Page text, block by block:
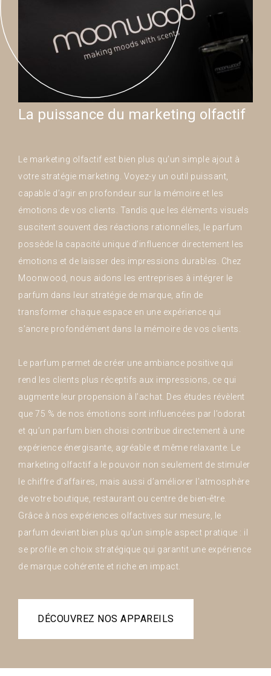
La puissance du marketing olfactif
Le marketing olfactif est bien plus qu’un simple ajout à
votre stratégie marketing. Voyez-y un outil puissant,
capable d’agir en profondeur sur la mémoire et les
émotions de vos clients. Tandis que les éléments visuels
suscitent souvent des réactions rationnelles, le parfum
possède la capacité unique d’influencer directement les
émotions et de laisser des impressions durables. Chez
Moonwood, nous aidons les entreprises à intégrer le
parfum dans leur stratégie de marque, afin de
transformer chaque espace en une expérience qui
s’ancre profondément dans la mémoire de vos clients.
Le parfum permet de créer une ambiance positive qui
rend les clients plus réceptifs aux impressions, ce qui
augmente leur propension à l’achat. Des études révèlent
que 75 % de nos émotions sont influencées par l’odorat
et qu’un parfum bien choisi contribue directement à une
expérience énergisante, agréable et même relaxante. Le
marketing olfactif a le pouvoir non seulement de stimuler
le chiffre d’affaires, mais aussi d’améliorer l’atmosphère
de votre boutique, restaurant ou centre de bien-être.
Grâce à nos expériences olfactives sur mesure, le
parfum devient bien plus qu’un simple aspect pratique : il
se profile en choix stratégique qui garantit une expérience
de marque cohérente et riche en impact.
DÉCOUVREZ NOS APPAREILS